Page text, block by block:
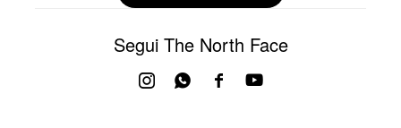
Segui The North Face
 
 